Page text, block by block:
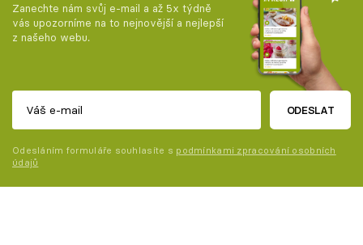
Zanechte nám svůj e-mail a až 5x týdně
vás upozorníme na to nejnovější a nejlepší
z našeho webu.
ODESLAT
Odesláním formuláře souhlasíte s podmínkami zpracování osobních
údajů